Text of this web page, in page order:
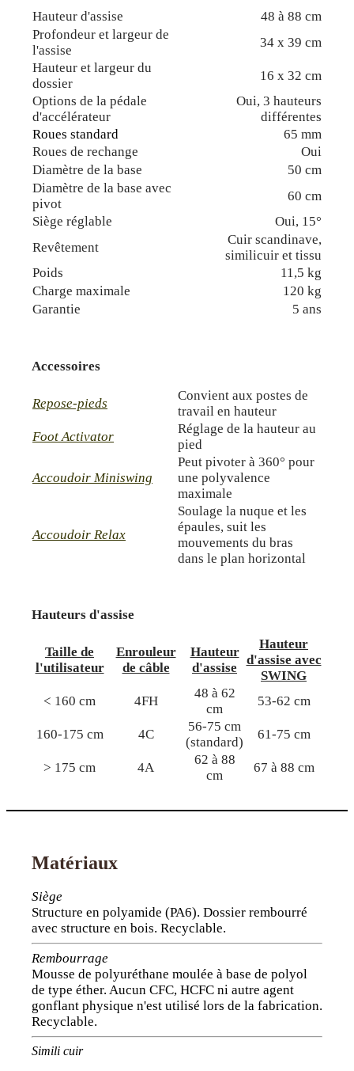
Hauteur d'assise
48 à 88 cm
Profondeur et largeur de
l'assise
34 x 39 cm
Hauteur et largeur du
dossier
16 x 32 cm
Options de la pédale
d'accélérateur
Oui, 3 hauteurs
différentes
Roues standard
65 mm
Roues de rechange
Oui
Diamètre de la base
50 cm
Diamètre de la base avec
pivot
60 cm
Siège réglable
Oui, 15°
Revêtement
Cuir scandinave,
similicuir et tissu
Poids
11,5 kg
Charge maximale
120 kg
Garantie
5 ans
Accessoires
Repose-pieds
Convient aux postes de
travail en hauteur
Foot Activator
Réglage de la hauteur au
pied
Accoudoir Miniswing
Peut pivoter à 360° pour
une polyvalence
maximale
Accoudoir Relax
Soulage la nuque et les
épaules, suit les
mouvements du bras
dans le plan horizontal
Hauteurs d'assise
Taille de
l'utilisateur
Enrouleur
de câble
Hauteur
d'assise
Hauteur
d'assise avec
SWING
< 160 cm
4FH
48 à 62
cm
53-62 cm
160-175 cm 4C
56-75 cm
(standard)
61-75 cm
> 175 cm 4A
62 à 88
cm
67 à 88 cm
Matériaux
Siège
Structure en polyamide (PA6). Dossier rembourré
avec structure en bois. Recyclable.
Rembourrage
Mousse de polyuréthane moulée à base de polyol
de type éther. Aucun CFC, HCFC ni autre agent
gonflant physique n'est utilisé lors de la fabrication.
Recyclable.
Simili cuir